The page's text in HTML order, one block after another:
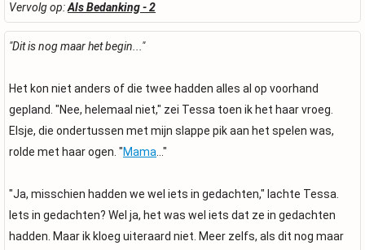
Vervolg op:Als Bedanking - 2
"Dit is nog maar het begin..."
Het kon niet anders of die twee hadden alles al op voorhand
gepland. "Nee, helemaal niet," zei Tessa toen ik het haar vroeg.
Elsje, die ondertussen met mijn slappe pik aan het spelen was,
rolde met haar ogen. "Mama ..."
"Ja, misschien hadden we wel iets in gedachten," lachte Tessa.
Iets in gedachten? Wel ja, het was wel iets dat ze in gedachten
hadden. Maar ik kloeg uiteraard niet. Meer zelfs, als dit nog maar